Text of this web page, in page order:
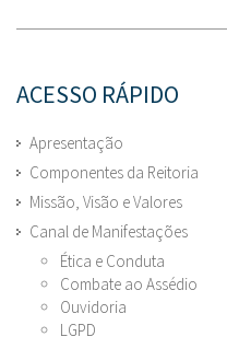
ACESSO RÁPIDO
Apresentação
Componentes da Reitoria
Missão, Visão e Valores
Canal de Manifestações
Ética e Conduta
Combate ao Assédio
Ouvidoria
LGPD